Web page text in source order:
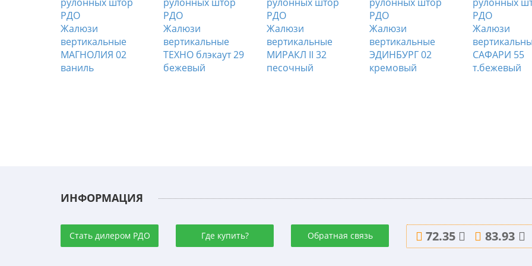
Жалюзи
вертикальные
МАГНОЛИЯ 02
ваниль
Жалюзи
вертикальные
ТЕХНО блэкаут 29
бежевый
Жалюзи
вертикальные
МИРАКЛ II 32
песочный
Жалюзи
вертикальные
ЭДИНБУРГ 02
кремовый
Жалюзи
САФАРИ 55
т.бежевый
ИНФОРМАЦИЯ
Стать дилером РДО Где купить? Обратная связь 72.35 83.93